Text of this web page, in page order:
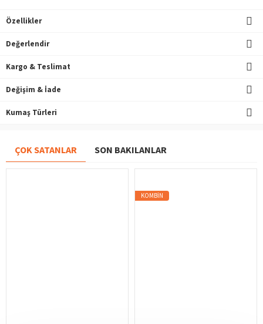
Özellikler
Değerlendir
Kargo & Teslimat
Değişim & İade
Kumaş Türleri
ÇOK SATANLAR SON BAKILANLAR
KOMBIN